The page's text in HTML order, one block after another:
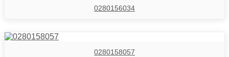
0280156034
0280158057